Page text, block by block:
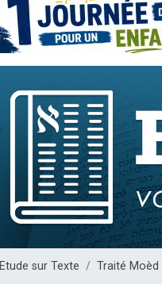
3
2
3
61
Ariel
Il
Eva
Etude sur Texte Traité Moèd